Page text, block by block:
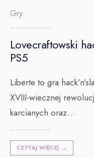
Gry
Lovecraftowski
PS5
Liberte to gra
XVIII-wiecznej
karcianych oraz...
CZYTAJ WIĘCEJ →